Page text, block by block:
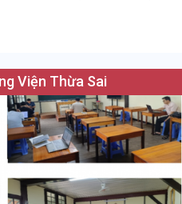
Viện Thừa Sai